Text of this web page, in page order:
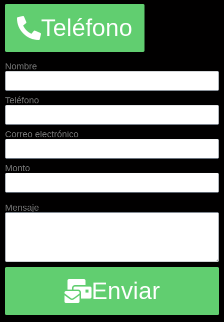
Teléfono
Nombre
Teléfono
Correo electrónico
Monto
Mensaje
Enviar